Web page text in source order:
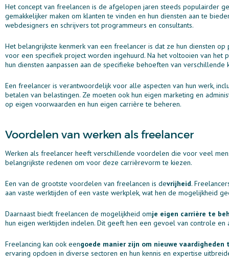
Het concept van freelancen is de afgelopen jaren steeds populairder
gemakkelijker maken om klanten te vinden en hun diensten aan te
webdesigners en schrijvers tot programmeurs en consultants.
Het belangrijkste kenmerk van een freelancer is dat ze hun diensten
voor een specifiek project worden ingehuurd. Na het voltooien van het
hun diensten aanpassen aan de specifieke behoeften van verschillende
Een freelancer is verantwoordelijk voor alle aspecten van hun werk,
betalen van belastingen. Ze moeten ook hun eigen marketing en
op eigen voorwaarden en hun eigen carrière te beheren.
Voordelen van werken als freelancer
Werken als freelancer heeft verschillende voordelen die voor veel
belangrijkste redenen om voor deze carrièrevorm te kiezen.
Een van de grootste voordelen van freelancen is devrijheid.
aan vaste werktijden of een vaste werkplek, wat hen de mogelijkheid
Daarnaast biedt freelancen de mogelijkheid omje eigen carrière te
hun eigen werktijden indelen. Dit geeft hen een gevoel van controle
Freelancing kan ook eengoede manier zijn om nieuwe vaardigheden
ervaring opdoen in diverse sectoren en hun kennis en expertise